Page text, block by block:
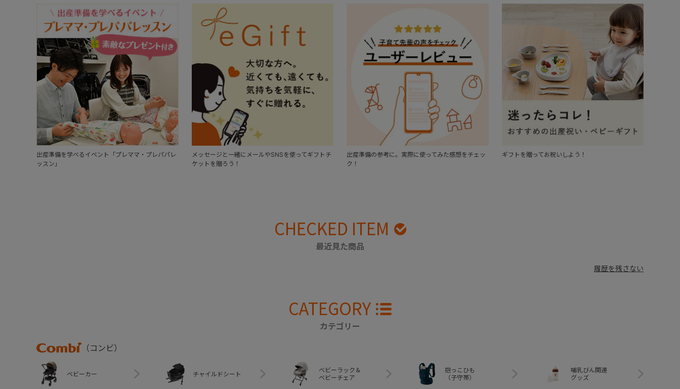
出産準備を学べるイベント「プレママ・プレパパレ
ッスン」
メッセージと一緒にメールやSNSを使ってギフトチ
ケットを贈ろう！
出産準備の参考に。実際に使ってみた感想をチェッ
ク！
ギフトを贈ってお祝いしよう！
CHECKED ITEM
最近見た商品
履歴を残さない
CATEGORY
カテゴリー
Combi
（コンビ）
ベビーカー チャイルドシート
ベビーラック＆
ベビーチェア
抱っこひも
（子守帯）
哺乳びん関連
グッズ